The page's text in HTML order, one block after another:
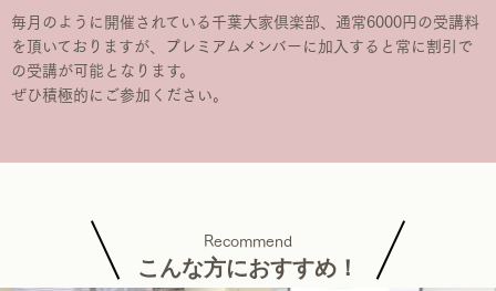
毎月のように開催されている千葉大家倶楽部、通常6000円の受講料
を頂いておりますが、プレミアムメンバーに加入すると常に割引で
の受講が可能となります。
ぜひ積極的にご参加ください。
Recommend
こんな方におすすめ！